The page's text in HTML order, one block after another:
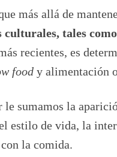
más allá de
culturales, tales
recientes, es
food y alimentación
sumamos la
estilo de vida, la
la comida.